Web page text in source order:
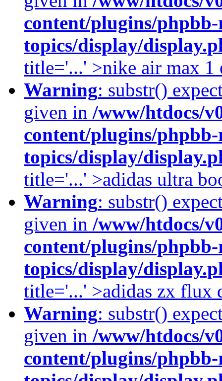
content/plugins/phpbb-
topics/display/
title='...' >nike air max 1
Warning: substr()
given in /www/htdocs/
content/plugins/phpbb-
topics/display/
title='...' >adidas ultra
Warning: substr()
given in /www/htdocs/
content/plugins/phpbb-
topics/display/
title='...' >adidas zx flux
Warning: substr()
given in /www/htdocs/
content/plugins/phpbb-